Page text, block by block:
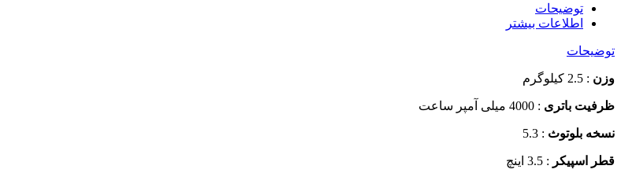
توضیحات
اطلاعات بیشتر
توضیحات
وزن : 2.5 کیلوگرم
ظرفیت باتری : 4000 میلی آمپر ساعت
نسخه بلوتوث : 5.3
قطر اسپیکر : 3.5 اینچ